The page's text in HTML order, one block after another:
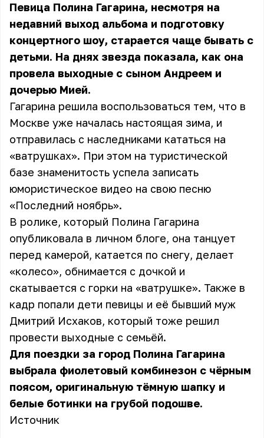
Певица Полина Гагарина, несмотря на
недавний выход альбома и подготовку
концертного шоу, старается чаще бывать с
детьми. На днях звезда показала, как она
провела выходные с сыном Андреем и
дочерью Мией.
Гагарина решила воспользоваться тем, что в
Москве уже началась настоящая зима, и
отправилась с наследниками кататься на
«ватрушках». При этом на туристической
базе знаменитость успела записать
юмористическое видео на свою песню
«Последний ноябрь».
В ролике, который Полина Гагарина
опубликовала в личном блоге, она танцует
перед камерой, катается по снегу, делает
«колесо», обнимается с дочкой и
скатывается с горки на «ватрушке». Также в
кадр попали дети певицы и её бывший муж
Дмитрий Исхаков, который тоже решил
провести выходные с семьёй.
Для поездки за город Полина Гагарина
выбрала фиолетовый комбинезон с чёрным
поясом, оригинальную тёмную шапку и
белые ботинки на грубой подошве.
Источник